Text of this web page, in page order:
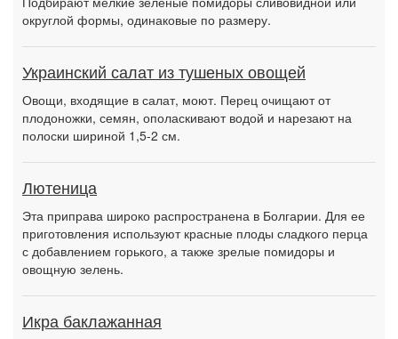
округлой формы, одинаковые по размеру.
Украинский салат из тушеных овощей
Овощи, входящие в салат, моют. Перец очищают от
плодоножки, семян, ополаскивают водой и нарезают на
полоски шириной 1,5-2 см.
Лютеница
Эта приправа широко распространена в Болгарии. Для ее
приготовления используют красные плоды сладкого перца
с добавлением горького, а также зрелые помидоры и
овощную зелень.
Икра баклажанная